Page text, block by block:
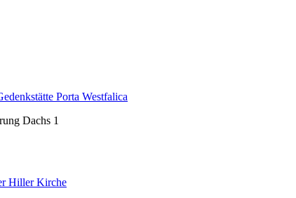
Porta Westfalica
Dachs 1
Hiller Kirche